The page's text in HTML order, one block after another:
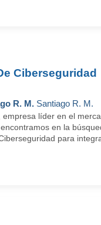
Ciberseguridad
R. M. Santiago R. M.
empresa líder en el
en la
para